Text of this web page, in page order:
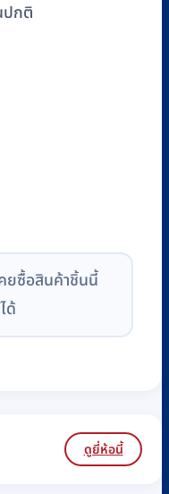
ปกติ
คยซื้อสินค้าชิ้นนี้
ด้
ดูยี่ห้อนี้